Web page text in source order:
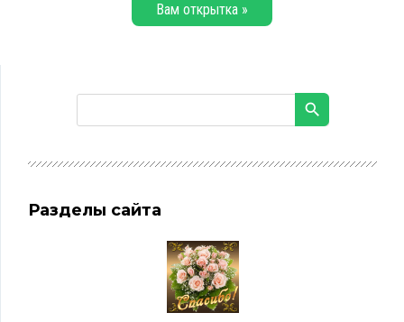
Вам открытка »
Разделы сайта